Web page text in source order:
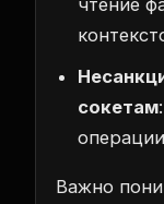
чтение
сокетам
Важно